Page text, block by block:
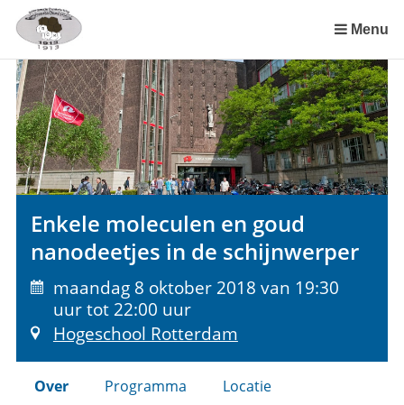
links
Spring
naar
de
inhoud
Spring
naar
menu
Menu
Enkele moleculen en goud
nanodeetjes in de schijnwerper
maandag 8 oktober 2018 van 19:30
uur tot 22:00 uur
Hogeschool Rotterdam
Over Programma Locatie